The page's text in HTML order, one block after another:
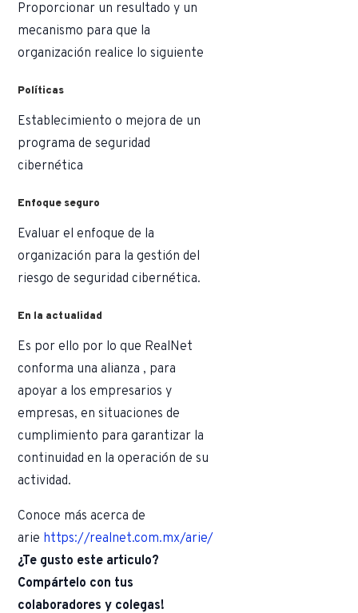
Proporcionar un resultado y un
mecanismo para que la
organización realice lo siguiente
Políticas
Establecimiento o mejora de un
programa de seguridad
cibernética
Enfoque seguro
Evaluar el enfoque de la
organización para la gestión del
riesgo de seguridad cibernética.
En la actualidad
Es por ello por lo que RealNet
conforma una alianza , para
apoyar a los empresarios y
empresas, en situaciones de
cumplimiento para garantizar la
continuidad en la operación de su
actividad.​
Conoce más acerca de
arie https://realnet.com.mx/arie/
¿Te gusto este articulo?
Compártelo con tus
colaboradores y colegas!